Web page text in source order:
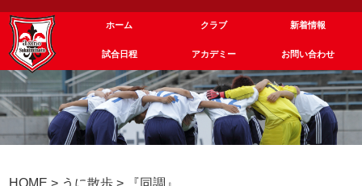
ホーム クラブ 新着情報
試合日程 アカデミー お問い合わせ
HOME > うに散歩 > 『同調』